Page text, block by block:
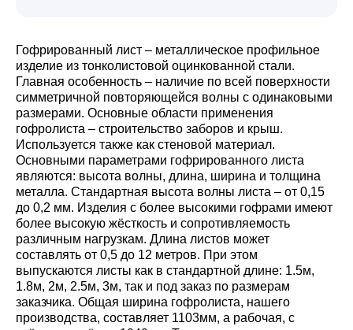
Гофрированный лист – металлическое профильное
изделие из тонколистовой оцинкованной стали.
Главная особенность – наличие по всей поверхности
симметричной повторяющейся волны с одинаковыми
размерами. Основные области применения
гофролиста – строительство заборов и крыш.
Используется также как стеновой материал.
Основными параметрами гофрированного листа
являются: высота волны, длина, ширина и толщина
металла. Стандартная высота волны листа – от 0,15
до 0,2 мм. Изделия с более высокими гофрами имеют
более высокую жёсткость и сопротивляемость
различным нагрузкам. Длина листов может
составлять от 0,5 до 12 метров. При этом
выпускаются листы как в стандартной длине: 1.5м,
1.8м, 2м, 2.5м, 3м, так и под заказ по размерам
заказчика. Общая ширина гофролиста, нашего
производства, составляет 1103мм, а рабочая, с